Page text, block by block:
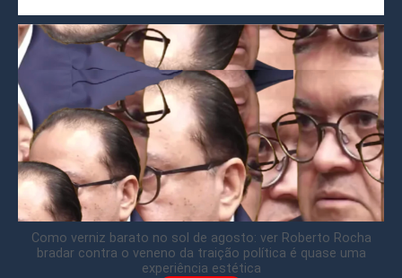
Como verniz barato no sol de agosto: ver Roberto Rocha
bradar contra o veneno da traição política é quase uma
experiência estética